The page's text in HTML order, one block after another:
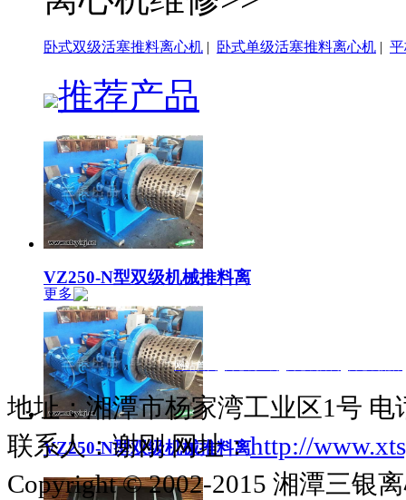
卧式双级活塞推料离心机 | 卧式单级活塞推料离心机 |
推荐产品
VZ250-N型双级机械推料离
VZ250-N型双级机械推料离
更多
网站首页
地址：湘潭市杨家湾工业区1号 电
联系人：谢刚 网址：http://
Copyright © 2002-2015 湘潭三银